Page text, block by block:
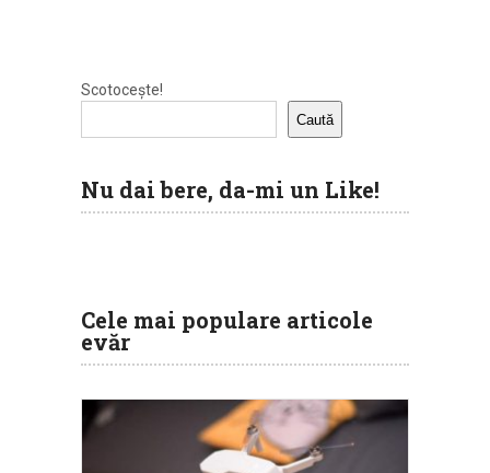
Scotocește!
Caută
Nu dai bere, da-mi un Like!
Cele mai populare articole
evăr